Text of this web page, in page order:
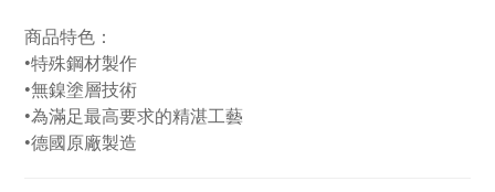
商品特色：
•特殊鋼材製作
•無鎳塗層技術
•為滿足最高要求的精湛工藝
•德國原廠製造